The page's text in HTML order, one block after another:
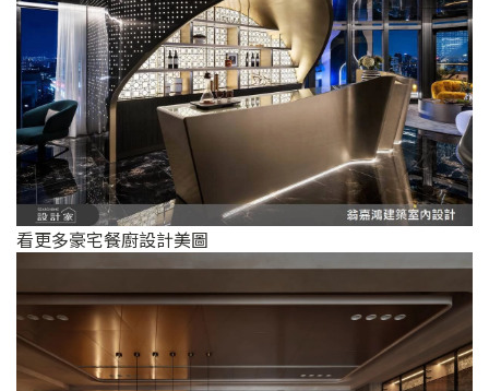
看更多豪宅餐廚設計美圖